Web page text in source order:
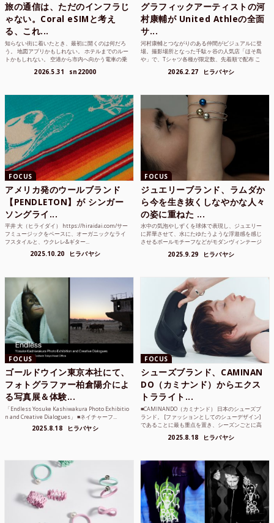
旅の通信は、ただのインフラじ
ゃない。Coral eSIMと考え
る、これ...
知らない街に着いたとき、最初に開くのは何だろ
う。 地図アプリかもしれない。 ホテルまでのルー
トかもしれない。 空港から市内へ向かう電車の乗
2026.5.31 sn22000
グラフィックアーティストの河
村康輔が United Athleの全面
サ...
河村康輔とつながりのある仲間がビジュアルに登
場。撮影場所となった千駄ヶ谷の人気店「ほそ島
や」で、Tシャツ各種が限定数、先着順で配布 こ
2026.2.27 ヒラバヤシ
FOCUS
アメリカ発のウールブランド
【PENDLETON】が シンガー
ソングライ...
平井 大（ヒライダイ） https://hiraidai.com/サー
フミュージックをベースに、オーガニックなライ
フスタイルと、ウクレレ&ギター...
2025.10.20 ヒラバヤシ
FOCUS
ジュエリーブランド、ラムダか
ら今を生き抜くしなやかな人々
の姿に重ねた ...
水中の気泡やしずくを球体で表現し、ジュエリー
に昇華させて、水にたゆたうような浮遊感を感じ
させるボールモチーフなどがモダンヴィンテージ
2025.9.29 ヒラバヤシ
FOCUS
ゴールドウイン東京本社にて、
フォトグラファー柏倉陽介によ
る写真展＆体験...
「Endless Yosuke Kashiwakura Photo Exhibitio
n and Creative Dialogues」 ■ネイチャーフ...
2025.8.18 ヒラバヤシ
FOCUS
シューズブランド、CAMINAN
DO（カミナンド）からエクス
トラライト...
■CAMINANDO（カミナンド） 日本のシューズブ
ランド。 [ファッションとしてのシューデザイン]
であることに最も重点を置き、シーズンごとに高
2025.8.18 ヒラバヤシ